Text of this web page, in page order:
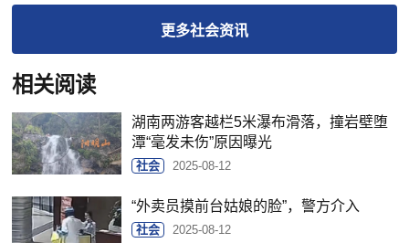
更多社会资讯
相关阅读
湖南两游客越栏5米瀑布滑落，撞岩壁堕
潭“毫发未伤”原因曝光
社会 2025-08-12
“外卖员摸前台姑娘的脸”，警方介入
社会 2025-08-12